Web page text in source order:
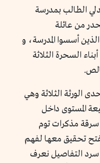
الطالب بمدرسة
من عائلة
أسسوا المدرسة، و
السحرة الثلاثة
الورثة الثلاثة وهي
المستوى داخل
سرقة مذكرات توم
تحقيق معها لفهم
التفاصيل نعرف